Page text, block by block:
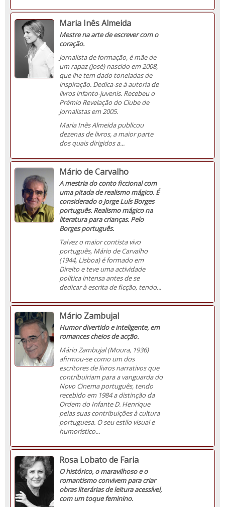
Maria Inês Almeida
Mestre na arte de escrever com o
coração.
Jornalista de formação, é mãe de
um rapaz (José) nascido em 2008,
que lhe tem dado toneladas de
inspiração. Dedica-se à autoria de
livros infanto-juvenis. Recebeu o
Prémio Revelação do Clube de
Jornalistas em 2005.
Maria Inês Almeida publicou
dezenas de livros, a maior parte
dos quais dirigidos a...
Mário de Carvalho
A mestria do conto ficcional com
uma pitada de realismo mágico. É
considerado o Jorge Luís Borges
português. Realismo mágico na
literatura para crianças. Pelo
Borges português.
Talvez o maior contista vivo
português, Mário de Carvalho
(1944, Lisboa) é formado em
Direito e teve uma actividade
política intensa antes de se
dedicar à escrita de ficção, tendo...
Mário Zambujal
Humor divertido e inteligente, em
romances cheios de acção.
Mário Zambujal (Moura, 1936)
afirmou-se como um dos
escritores de livros narrativos que
contribuiriam para a vanguarda do
Novo Cinema português, tendo
recebido em 1984 a distinção da
Ordem do Infante D. Henrique
pelas suas contribuições à cultura
portuguesa. O seu estilo visual e
humorístico...
Rosa Lobato de Faria
O histórico, o maravilhoso e o
romantismo convivem para criar
obras literárias de leitura acessível,
com um toque feminino.